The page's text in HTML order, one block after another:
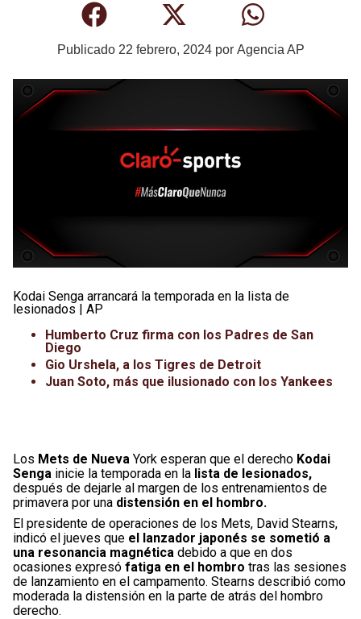
Publicado 22 febrero, 2024por Agencia AP
Kodai Senga arrancará la temporada en la lista de
lesionados | AP
Humberto Cruz firma con los Padres de San
Diego
Gio Urshela, a los Tigres de Detroit
Juan Soto, más que ilusionado con los Yankees
Los Mets de Nueva York esperan que el derecho Kodai
Senga inicie la temporada en la lista de lesionados,
después de dejarle al margen de los entrenamientos de
primavera por una distensión en el hombro.
El presidente de operaciones de los Mets, David Stearns,
indicó el jueves que el lanzador japonés se sometió a
una resonancia magnética debido a que en dos
ocasiones expresó fatiga en el hombro tras las sesiones
de lanzamiento en el campamento. Stearns describió como
moderada la distensión en la parte de atrás del hombro
derecho.